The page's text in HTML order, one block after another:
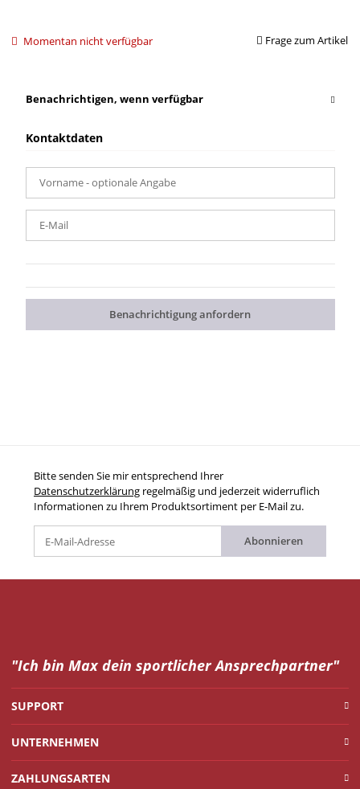
Momentan nicht verfügbar Frage zum Artikel
Benachrichtigen, wenn verfügbar
Kontaktdaten
Vorname- optionale Angabe
E-Mail
Benachrichtigung anfordern
Bitte senden Sie mir entsprechend Ihrer
Datenschutzerklärung regelmäßig und jederzeit widerruflich
Informationen zu Ihrem Produktsortiment per E-Mail zu.
Abonnieren
"Ich bin Max dein sportlicher Ansprechpartner"
SUPPORT
UNTERNEHMEN
ZAHLUNGSARTEN